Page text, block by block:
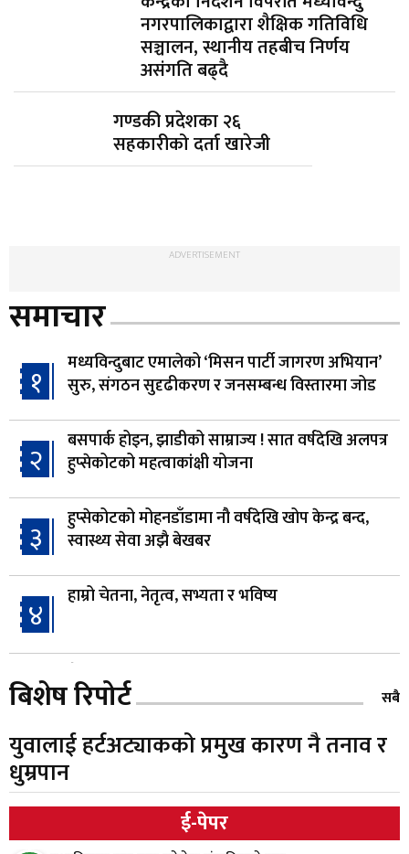
नगरपालिकाद्वारा शैक्षिक गतिविधि
सञ्चालन, स्थानीय तहबीच निर्णय
असंगति बढ्दै
गण्डकी प्रदेशका २६
सहकारीको दर्ता खारेजी
ADVERTISEMENT
समाचार
१
मध्यविन्दुबाट एमालेको ‘मिसन पार्टी जागरण अभियान’
सुरु, संगठन सुदृढीकरण र जनसम्बन्ध विस्तारमा जोड
२
बसपार्क होइन, झाडीको साम्राज्य ! सात वर्षदेखि अलपत्र
हुप्सेकोटको महत्वाकांक्षी योजना
३
हुप्सेकोटको मोहनडाँडामा नौ वर्षदेखि खोप केन्द्र बन्द,
स्वास्थ्य सेवा अझै बेखबर
४ हाम्रो चेतना, नेतृत्व, सभ्यता र भविष्य
५
गैँडाको आतंकः बगुवनमा किसानको धानबाली नष्ट,
क्षतिपूर्तिको माग
६
स्थापनाको एक दशकपछि विनयी त्रिवेणीको आफ्नै
प्रशासकीय भवनको शिलान्यास
भरतपुर अस्पतालद्वारा आइसियुमा प्रतिक्षारत बिरामीको
बिशेष रिपोर्ट सबै
युवालाई हर्टअट्याकको प्रमुख कारण नै तनाव र
धुम्रपान
ई-पेपर